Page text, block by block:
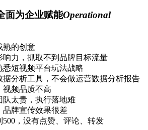
面为企业赋能Operational
熟的创意
响力，抓取不到品牌目标流量
悉短视频平台玩法战略
据分析工具，不会做运营数据分析报告
视频品质不高
队太贵，执行落地难
品牌宣传效果很差
，没有点赞、评论、转发